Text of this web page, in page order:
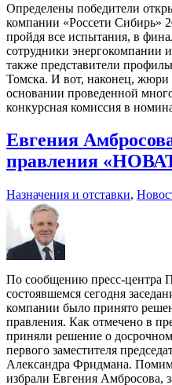
Определены победители
компании «Россети Сибирь»
пройдя все испытания, в
сотрудники энергокомпании
также представители
Томска. И вот, наконец, жюри
основании проведенной
конкурсная комиссия в
Евгения
правления
Назначения и отставки,
По сообщению пресс-
состоявшемся сегодня
компании было принято
правления. Как отмечено в
приняли решение о
первого заместителя
Александра Фридмана.
избрали Евгения Амбросова,